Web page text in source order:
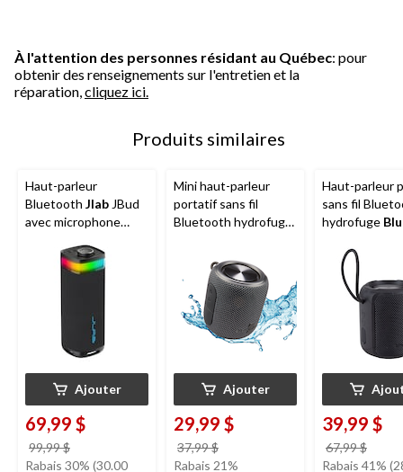
À l'attention des personnes résidant au Québec: pour
obtenir des renseignements sur l'entretien et la
réparation, cliquez ici.
Produits similaires
Haut-parleur
Bluetooth Jlab JBud
avec microphone
Ajouter
69,99 $
99,99 $
était
Rabais 30% (30.00
Mini haut-parleur
portatif sans fil
Bluetooth hydrofuge
Ajouter
29,99 $
37,99 $
était
Rabais 21%
Haut-parleur
sans fil
hydrofuge
39,99 $
67,99 $
était
Rabais 41%